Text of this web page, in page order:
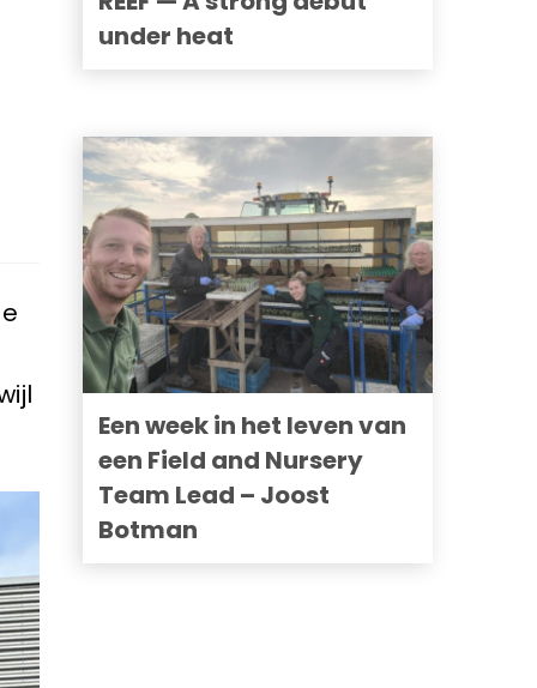
under heat
Een week in het leven van
een Field and Nursery
Team Lead – Joost
Botman